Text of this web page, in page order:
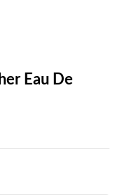
Eau De